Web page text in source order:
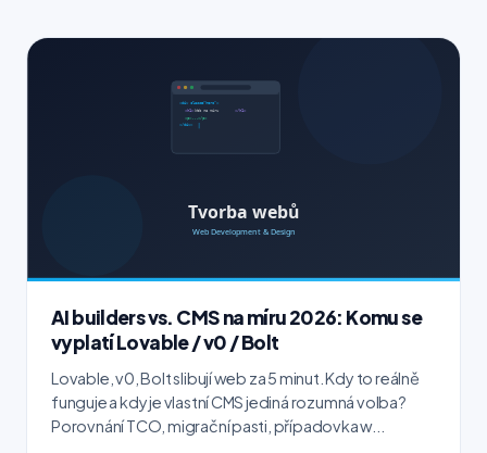
AI builders vs. CMS na míru 2026: Komu se
vyplatí Lovable / v0 / Bolt
Lovable, v0, Bolt slibují web za 5 minut. Kdy to reálně
funguje a kdy je vlastní CMS jediná rozumná volba?
Porovnání TCO, migrační pasti, případovka w...